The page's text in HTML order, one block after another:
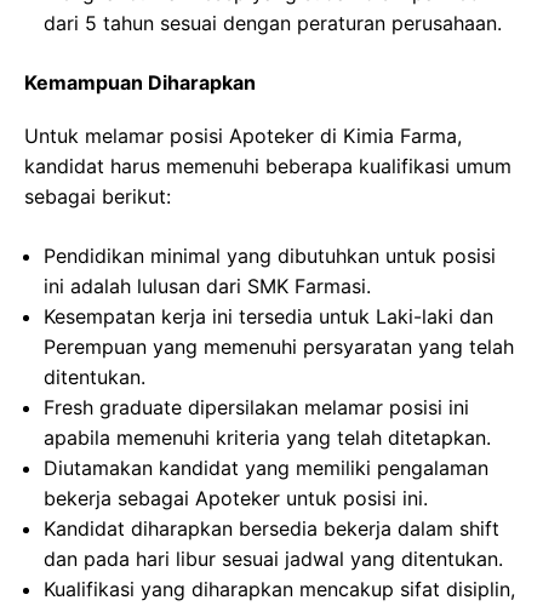
dari 5 tahun sesuai dengan peraturan perusahaan.
Kemampuan Diharapkan
Untuk melamar posisi Apoteker di Kimia Farma,
kandidat harus memenuhi beberapa kualifikasi umum
sebagai berikut:
Pendidikan minimal yang dibutuhkan untuk posisi
ini adalah lulusan dari SMK Farmasi.
Kesempatan kerja ini tersedia untuk Laki-laki dan
Perempuan yang memenuhi persyaratan yang telah
ditentukan.
Fresh graduate dipersilakan melamar posisi ini
apabila memenuhi kriteria yang telah ditetapkan.
Diutamakan kandidat yang memiliki pengalaman
bekerja sebagai Apoteker untuk posisi ini.
Kandidat diharapkan bersedia bekerja dalam shift
dan pada hari libur sesuai jadwal yang ditentukan.
Kualifikasi yang diharapkan mencakup sifat disiplin,